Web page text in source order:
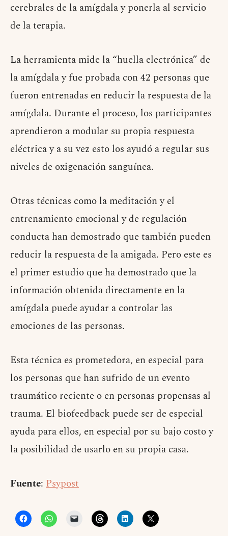
cerebrales de la amígdala y ponerla al servicio
de la terapia.
La herramienta mide la “huella electrónica” de
la amígdala y fue probada con 42 personas que
fueron entrenadas en reducir la respuesta de la
amígdala. Durante el proceso, los participantes
aprendieron a modular su propia respuesta
eléctrica y a su vez esto los ayudó a regular sus
niveles de oxigenación sanguínea.
Otras técnicas como la meditación y el
entrenamiento emocional y de regulación
conducta han demostrado que también pueden
reducir la respuesta de la amigada. Pero este es
el primer estudio que ha demostrado que la
información obtenida directamente en la
amígdala puede ayudar a controlar las
emociones de las personas.
Esta técnica es prometedora, en especial para
los personas que han sufrido de un evento
traumático reciente o en personas propensas al
trauma. El biofeedback puede ser de especial
ayuda para ellos, en especial por su bajo costo y
la posibilidad de usarlo en su propia casa.
Fuente: Psypost